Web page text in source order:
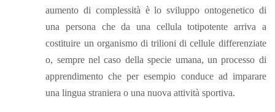
aumento di complessità è lo sviluppo ontogenetico di
una persona che da una cellula totipotente arriva a
costituire un organismo di trilioni di cellule differenziate
o, sempre nel caso della specie umana, un processo di
apprendimento che per esempio conduce ad imparare
una lingua straniera o una nuova attività sportiva.